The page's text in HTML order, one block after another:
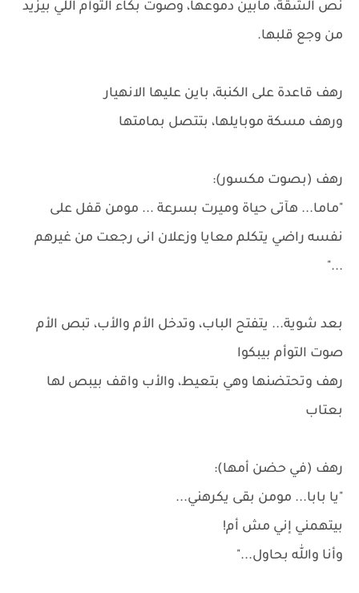
نص الشقة، مابين دموعها، وصوت بكاء التوأم اللي بيزيد
من وجع قلبها.
رهف قاعدة على الكنبة، باين عليها الانهيار
ورهف مسكة موبايلها، بتتصل بمامتها
رهف (بصوت مكسور):
"ماما... هآتى حياة وميرت بسرعة ... مومن قفل على
نفسه راضي يتكلم معايا وزعلان انى رجعت من غيرهم
..."
بعد شوية... يتفتح الباب، وتدخل الأم والأب، تبص الأم
صوت التوأم بيبكوا
رهف وتحتضنها وهي بتعيط، والأب واقف بيبص لها
بعتاب
رهف (في حضن أمها):
"يا بابا... مومن بقى يكرهني...
بيتهمني إني مش أم!
وأنا والله بحاول..."